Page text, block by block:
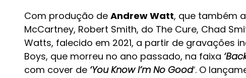
Com produção de Andrew Watt, que também
McCartney, Robert Smith, do The Cure, Chad
Watts, falecido em 2021, a partir de gravações
Boys, que morreu no ano passado, na faixa
com cover de ‘You Know I’m No Good‘. O